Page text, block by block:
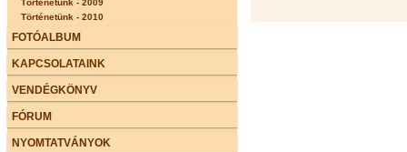
Történetünk - 2010
FOTÓALBUM
KAPCSOLATAINK
VENDÉGKÖNYV
FÓRUM
NYOMTATVÁNYOK